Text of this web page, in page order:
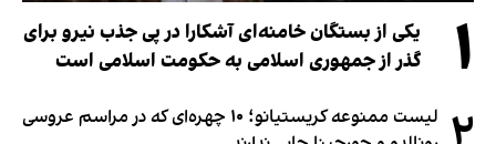
۱
یکی از بستگان خامنه‌ای آشکارا در پی جذب نیرو برای
گذر از جمهوری اسلامی به حکومت اسلامی است
لیست ممنوعه کریستیانو؛ ۱۰ چهره‌ای که در مراسم عروسی